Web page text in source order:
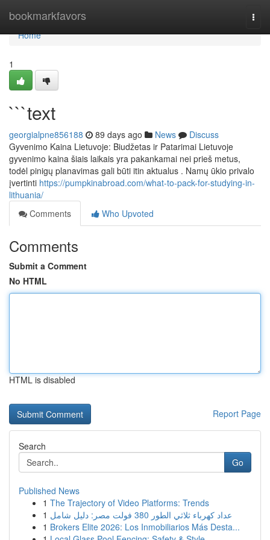
bookmarkfavors
Home
Home
1
```text
georgialpne856188 89 days ago News
Discuss
Gyvenimo Kaina Lietuvoje: Biudžetas ir Patarimai Lietuvoje
gyvenimo kaina šiais laikais yra pakankamai nei prieš metus,
todėl pinigų planavimas gali būti itin aktualus . Namų ūkio privalo
įvertinti https://pumpkinabroad.com/what-to-pack-for-studying-in-
lithuania/
Comments
Who Upvoted
Comments
Submit a Comment
No HTML
HTML is disabled
Report Page
Search
Go
Published News
1 The Trajectory of Video Platforms: Trends
1
عداد كهرباء ثلاثي الطور 380 فولت مصر: دليل شامل
1 Brokers Elite 2026: Los Inmobiliarios Más Desta...